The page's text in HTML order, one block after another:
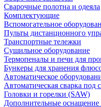
Сварочные полотна и одеяла
Комплектующие
Вспомогательное
Пульты дистанционного
Транспортные тележки
Сушильное оборудование
Термопеналы и печи для
Бункеры для хранения
Автоматическое
Автоматическая сварка под
Головки и горелки (SAW)
Дополнительные